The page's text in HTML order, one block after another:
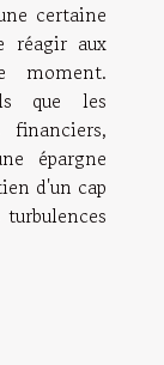
certaine
réagir aux
moment.
que les
épargne
d'un cap